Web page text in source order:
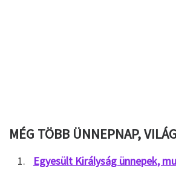
MÉG TÖBB ÜNNEPNAP,
Egyesült Királyság ünnepek,